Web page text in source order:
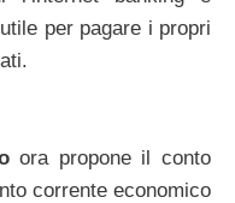
per pagare i propri
ora propone il conto
corrente economico